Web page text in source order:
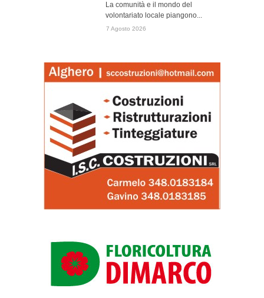
La comunità e il mondo del
volontariato locale piangono...
7 Agosto 2026